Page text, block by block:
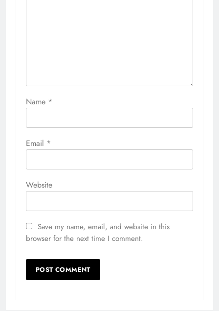
Name *
Email *
Website
Save my name, email, and website in this
browser for the next time I comment.